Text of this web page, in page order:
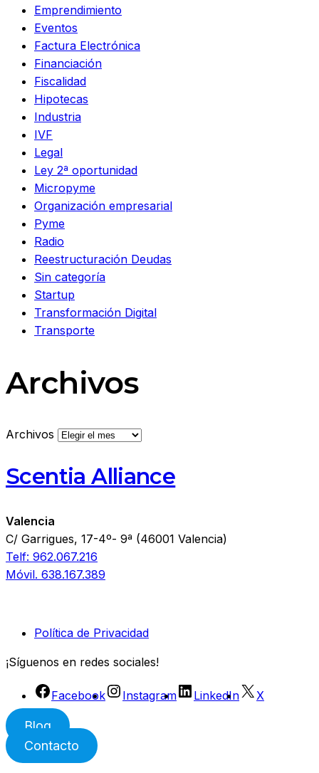
Emprendimiento
Eventos
Factura Electrónica
Financiación
Fiscalidad
Hipotecas
Industria
IVF
Legal
Ley 2ª oportunidad
Micropyme
Organización empresarial
Pyme
Radio
Reestructuración Deudas
Sin categoría
Startup
Transformación Digital
Transporte
Archivos
Archivos
Scentia Alliance
Valencia
C/ Garrigues, 17-4º- 9ª (46001 Valencia)
Telf: 962.067.216
Móvil. 638.167.389
Política de Privacidad
¡Síguenos en redes sociales!
Facebook Instagram LinkedIn X
Blog
Contacto